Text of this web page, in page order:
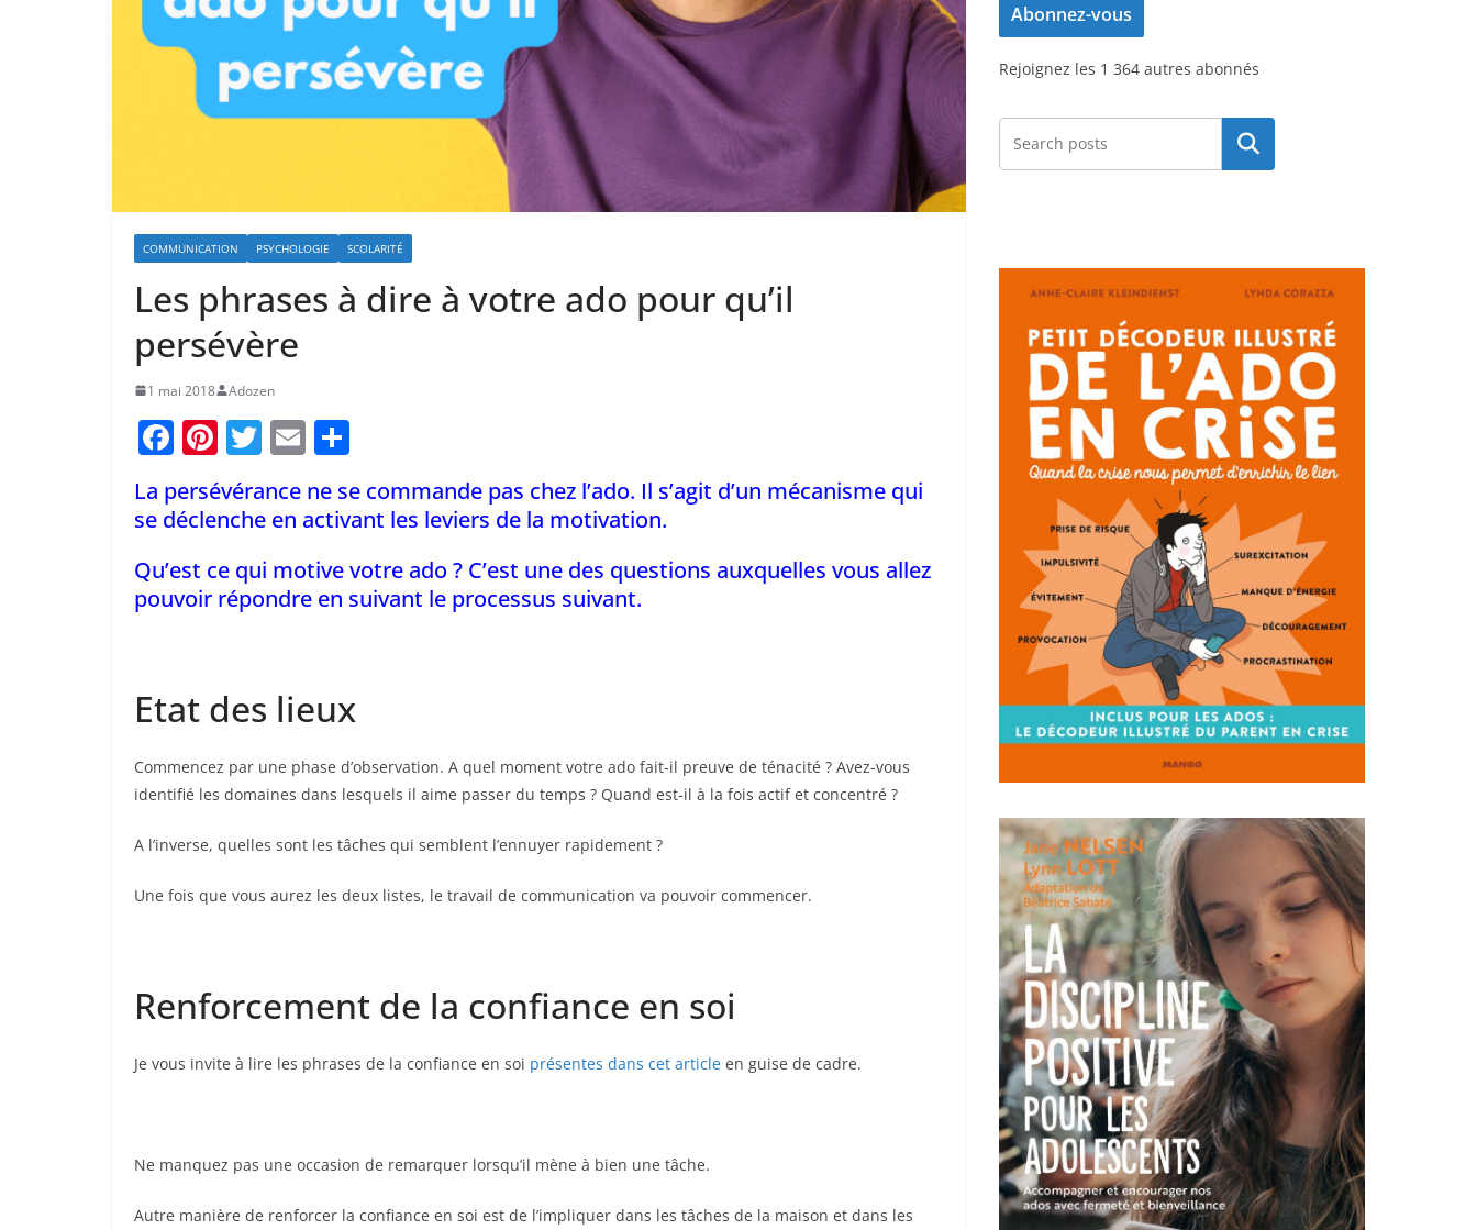
COMMUNICATION PSYCHOLOGIE SCOLARITÉ
Les phrases à dire à votre ado pour qu’il
persévère
1 mai 2018 Adozen
F
c
e
b
o
Pi
nt
er
e
st
T
itt
er
E
ai
l
ta
g
er
La persévérance ne se commande pas chez l’ado. Il s’agit d’un mécanisme qui
se déclenche en activant les leviers de la motivation.
Qu’est ce qui motive votre ado ? C’est une des questions auxquelles vous allez
pouvoir répondre en suivant le processus suivant.
Etat des lieux
Commencez par une phase d’observation. A quel moment votre ado fait-il preuve de ténacité ? Avez-vous
identifié les domaines dans lesquels il aime passer du temps ? Quand est-il à la fois actif et concentré ?
A l’inverse, quelles sont les tâches qui semblent l’ennuyer rapidement ?
Une fois que vous aurez les deux listes, le travail de communication va pouvoir commencer.
Renforcement de la confiance en soi
Je vous invite à lire les phrases de la confiance en soi présentes dans cet article en guise de cadre.
Ne manquez pas une occasion de remarquer lorsqu’il mène à bien une tâche.
Autre manière de renforcer la confiance en soi est de l’impliquer dans les tâches de la maison et dans les
s
e
-
Abonnez-vous
Rejoignez les 1 364 autres abonnés
Rechercher